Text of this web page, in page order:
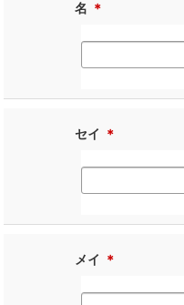
名 ＊
セイ ＊
メイ ＊